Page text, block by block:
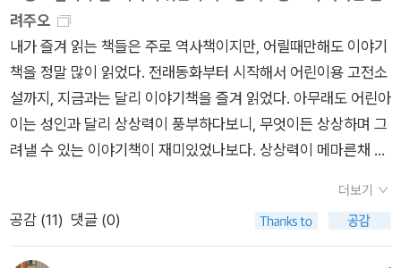
줘야했다. 엄청 졸라댔나보다. 많고 많은 이야기 가운데, 아이가
좋아하는 이야기는 바로 새로운 이야기였다. 그게 문제였다. 새
이야기가 있는 곳이라면 어디라도 달려갔으니 말이다. 세월이 흐
르다보니, 새로운 이야기를 못듣게 된 아이는 절망하고 말았다.
몇 년 전의 일이 떠오른 아이는 모르는 영감을 만났다. 이 영감은
특이하게도 아이만큼이나 이야기를 좋아했다. 다행히 이 아이는
이야기를 듣는 것만큼 이야기를 하기도 좋아했는데, 영감에게 이
안에다 이야기를 모아둔다는 거야. 보따리에 든 이야기를 한 번만
해달라니, 절대 안된다는거 아닌가. 계속해서 조르니, 수수께끼
려주오
내가 즐겨 읽는 책들은 주로 역사책이지만, 어릴때만해도 이야기
책을 정말 많이 읽었다. 전래동화부터 시작해서 어린이용 고전소
설까지, 지금과는 달리 이야기책을 즐겨 읽었다. 아무래도 어린아
이는 성인과 달리 상상력이 풍부하다보니, 무엇이든 상상하며 그
려낼 수 있는 이야기책이 재미있었나보다. 상상력이 메마른채 커
이 만큼은 나처럼 상상력이 메마르지 않기를 바라는 마음에, 그림
책을 자주 읽어주고 있다. 이 그림책 『이야기 귀신이 와르릉 와르
릉 1. 딱 하나만 들려주오』도 그런 일환이긴 한데, 어머 세상에. 연
더보기
공감 (11) 댓글 (0)